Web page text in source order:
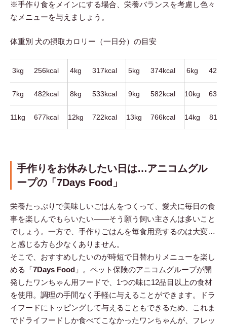
※手作り食をメインにする場合、栄養バランスを考慮し色々
なメニューを与えましょう。
体重別 犬の摂取カロリー（一日分）の目安
3kg 256kcal 4kg 317kcal 5kg 374kcal 6kg
7kg 482kcal 8kg 533kcal 9kg 582kcal 10kg
11kg 677kcal 12kg 722kcal 13kg 766kcal 14kg
手作りをお休みしたい日は…アニコムグル
ープの「7Days Food」
栄養たっぷりで美味しいごはんをつくって、愛犬に毎日の食
事を楽しんでもらいたい――そう願う飼い主さんは多いこと
でしょう。一方で、手作りごはんを毎食用意するのは大変…
と感じる方も少なくありません。
そこで、おすすめしたいのが時短で日替わりメニューを楽し
める「7Days Food 」。ペット保険のアニコムグループが開
発したワンちゃん用フードで、1つの味に12品目以上の食材
を使用。調理の手間なく手軽に与えることができます。ドラ
イフードにトッピングして与えることもできるため、これま
でドライフードしか食べてこなかったワンちゃんが、フレッ